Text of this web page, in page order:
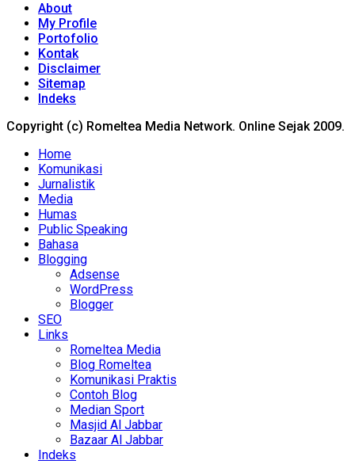
About
My Profile
Portofolio
Kontak
Disclaimer
Sitemap
Indeks
Copyright (c) Romeltea Media Network. Online Sejak 2009.
Home
Komunikasi
Jurnalistik
Media
Humas
Public Speaking
Bahasa
Blogging
Adsense
WordPress
Blogger
SEO
Links
Romeltea Media
Blog Romeltea
Komunikasi Praktis
Contoh Blog
Median Sport
Masjid Al Jabbar
Bazaar Al Jabbar
Indeks